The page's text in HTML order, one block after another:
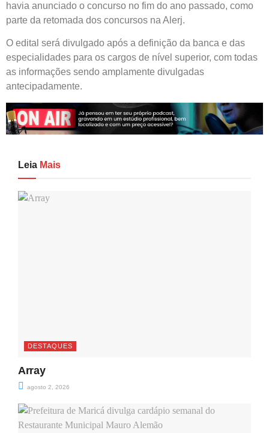
havia anunciado o concurso no fim do ano passado, como
parte da retomada dos concursos na Alerj.
O edital será divulgado após a definição da banca e das
especialidades para os cargos de nível superior, com todas
as informações sendo amplamente divulgadas
antecipadamente.
Leia Mais
DESTAQUES
Array
agosto 2, 2026